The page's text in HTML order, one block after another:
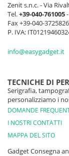
Zenit s.n.c. - Via
Tel.+39-040-761005-
Fax +39-040-
P. IVA:
info@easygadget.it
TECNICHE DI
Serigrafia,
personalizziamo i
DOMANDE
I NOSTRI CONTATTI
MAPPA DEL SITO
Gadget Consegna